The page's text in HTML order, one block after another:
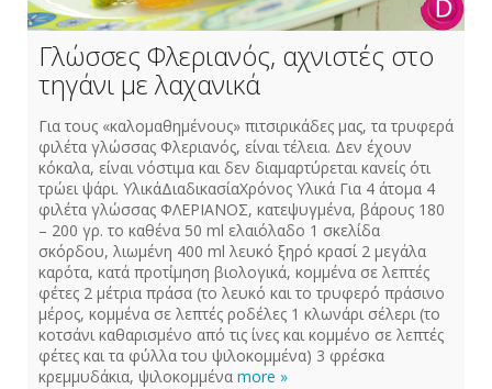
Γλώσσες Φλεριανός, αχνιστές στο
τηγάνι με λαχανικά
Για τους «καλομαθημένους» πιτσιρικάδες μας, τα τρυφερά
φιλέτα γλώσσας Φλεριανός, είναι τέλεια. Δεν έχουν
κόκαλα, είναι νόστιμα και δεν διαμαρτύρεται κανείς ότι
τρώει ψάρι. ΥλικάΔιαδικασίαΧρόνος Υλικά Για 4 άτομα 4
φιλέτα γλώσσας ΦΛΕΡΙΑΝΟΣ, κατεψυγμένα, βάρους 180
– 200 γρ. το καθένα 50 ml ελαιόλαδο 1 σκελίδα
σκόρδου, λιωμένη 400 ml λευκό ξηρό κρασί 2 μεγάλα
καρότα, κατά προτίμηση βιολογικά, κομμένα σε λεπτές
φέτες 2 μέτρια πράσα (το λευκό και το τρυφερό πράσινο
μέρος, κομμένα σε λεπτές ροδέλες 1 κλωνάρι σέλερι (το
κοτσάνι καθαρισμένο από τις ίνες και κομμένο σε λεπτές
φέτες και τα φύλλα του ψιλοκομμένα) 3 φρέσκα
κρεμμυδάκια, ψιλοκομμένα more »